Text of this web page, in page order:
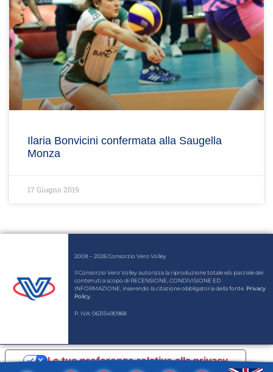
Ilaria Bonvicini confermata alla Saugella
Monza
17 Giugno 2019
2008 – 2026 Consorzio Vero Volley
Il Consorzio Vero Volley autorizza la riproduzione totale e/o parziale dei
contenuti a scopo di RECENSIONE, CONDIVISIONE ED
INFORMAZIONE, inserendo la citazione obbligatoria della fonte. Privacy
Policy.
P. IVA: 06315490968
Le tue preferenze relative alla privacy